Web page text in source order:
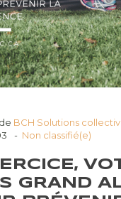
BCH Solutions
Non classifié(e)
GRAND